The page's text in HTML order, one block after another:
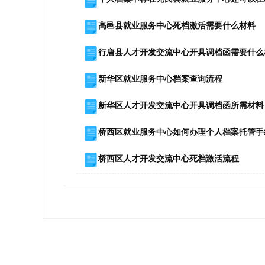
高邑县就业服务中心死档激活需要什么材料
行唐县人才开发交流中心开具调档函需要什
新华区就业服务中心档案查询流程
新华区人才开发交流中心开具调档函所需材料
桥西区就业服务中心如何办理个人档案托管
桥西区人才开发交流中心死档激活流程